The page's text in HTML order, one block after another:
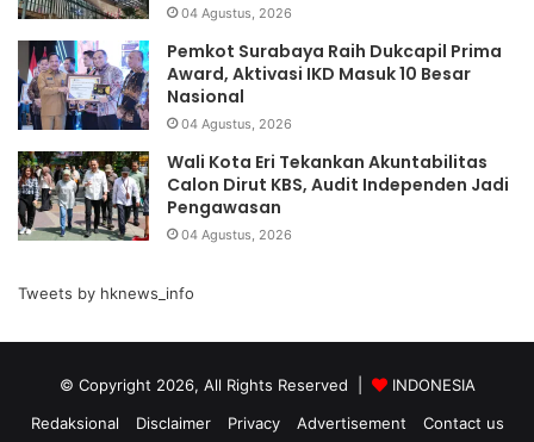
04 Agustus, 2026
Pemkot Surabaya Raih Dukcapil Prima
Award, Aktivasi IKD Masuk 10 Besar
Nasional
04 Agustus, 2026
Wali Kota Eri Tekankan Akuntabilitas
Calon Dirut KBS, Audit Independen Jadi
Pengawasan
04 Agustus, 2026
Tweets by hknews_info
© Copyright 2026, All Rights Reserved |
INDONESIA
Redaksional
Disclaimer Privacy Advertisement Contact us